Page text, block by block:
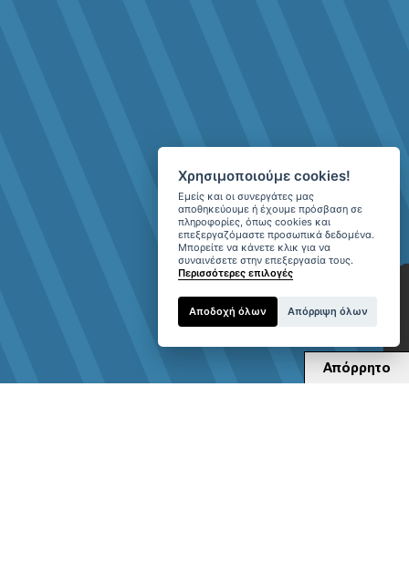
Απόρρητο
Χρησιμοποιούμε cookies!
Εμείς και οι συνεργάτες μας
αποθηκεύουμε ή έχουμε πρόσβαση σε
πληροφορίες, όπως cookies και
επεξεργαζόμαστε προσωπικά δεδομένα.
Μπορείτε να κάνετε κλικ για να
συναινέσετε στην επεξεργασία τους.
Περισσότερες επιλογές
Αποδοχή όλων Απόρριψη όλων